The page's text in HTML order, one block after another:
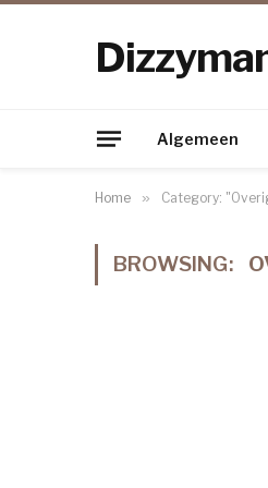
Algemeen
Home » Category:
BROWSING: